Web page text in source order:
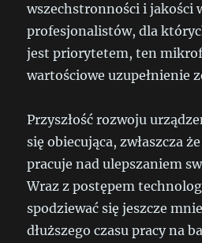
wszechstronności i jakości
profesjonalistów, dla
jest priorytetem, ten
wartościowe uzupełnienie
Przyszłość rozwoju
się obiecująca, zwłaszcza
pracuje nad ulepszaniem
Wraz z postępem
spodziewać się jeszcze
dłuższego czasu pracy na